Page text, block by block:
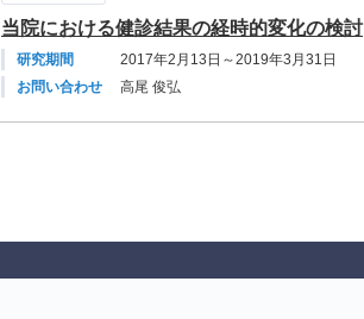
当院における健診結果の経時的変化の検討
研究期間
2017年2月13日～2019年3月31日
お問い合わせ
高尾 俊弘